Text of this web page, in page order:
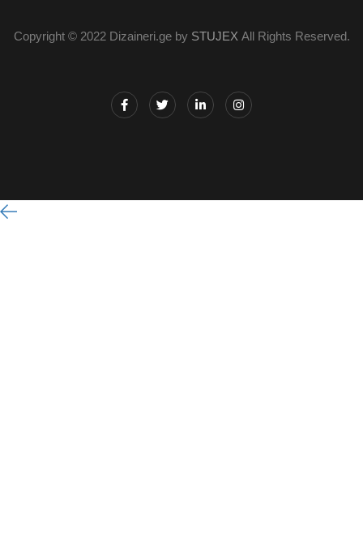
Copyright © 2022 Dizaineri.ge by STUJEX All Rights Reserved.